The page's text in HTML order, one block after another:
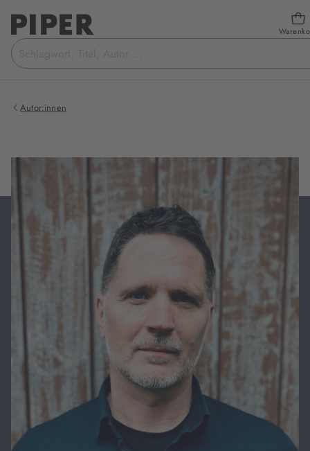
Suchbegriff
eingeben
Autor:innen